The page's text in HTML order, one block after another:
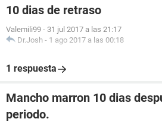
10 dias de retraso
Valemili99 - 31 jul 2017 a las 21:17
Dr.Josh - 1 ago 2017 a las 00:18
1 respuesta
Mancho marron 10 dias
periodo.